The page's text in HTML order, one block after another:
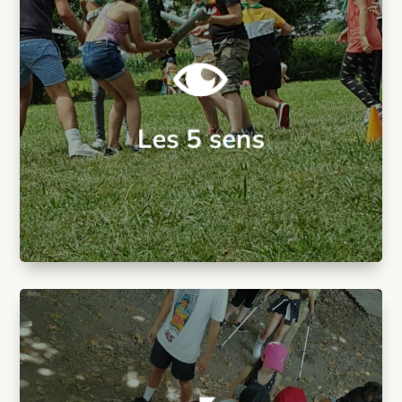
Les 5 sens
Les 5 sens
Stimuler-Découvrir-Apprendre
Les enfants développent et redécouvrent leurs 5 sens durant
une série d’épreuves et jeux.
Thème : Les 5 sens
Durée :2h à 4h
Lieu :Au choix
La Cité Perdue d'Uyuna
Aventure-Réflexion-Recherche